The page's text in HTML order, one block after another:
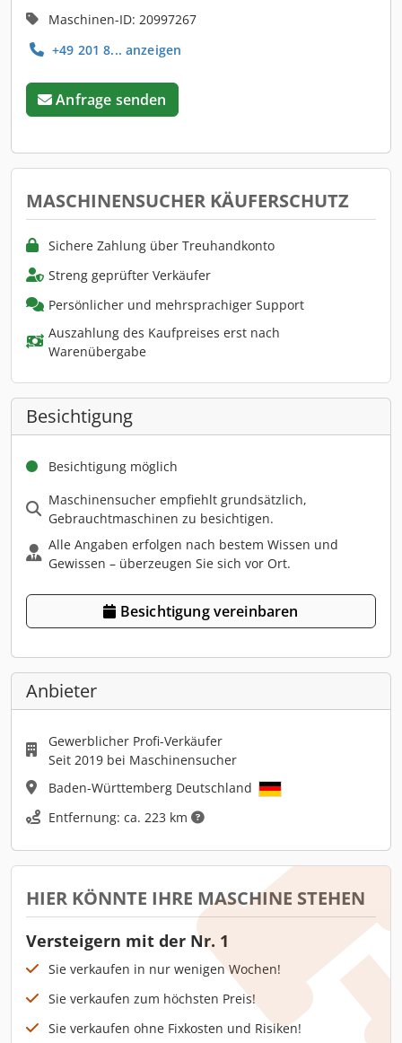
Maschinen-ID: 20997267
+49 201 8... anzeigen
Anfrage senden
MASCHINENSUCHER KÄUFERSCHUTZ
Sichere Zahlung über Treuhandkonto
Streng geprüfter Verkäufer
Persönlicher und mehrsprachiger Support
Auszahlung des Kaufpreises erst nach
Warenübergabe
Besichtigung
Besichtigung möglich
Maschinensucher empfiehlt grundsätzlich,
Gebrauchtmaschinen zu besichtigen.
Alle Angaben erfolgen nach bestem Wissen und
Gewissen – überzeugen Sie sich vor Ort.
Besichtigung vereinbaren
Anbieter
Gewerblicher Profi-Verkäufer
Seit 2019 bei Maschinensucher
Baden-Württemberg Deutschland
Entfernung: ca. 223 km
HIER KÖNNTE IHRE MASCHINE STEHEN
Versteigern mit der Nr. 1
Sie verkaufen in nur wenigen Wochen!
Sie verkaufen zum höchsten Preis!
Sie verkaufen ohne Fixkosten und Risiken!